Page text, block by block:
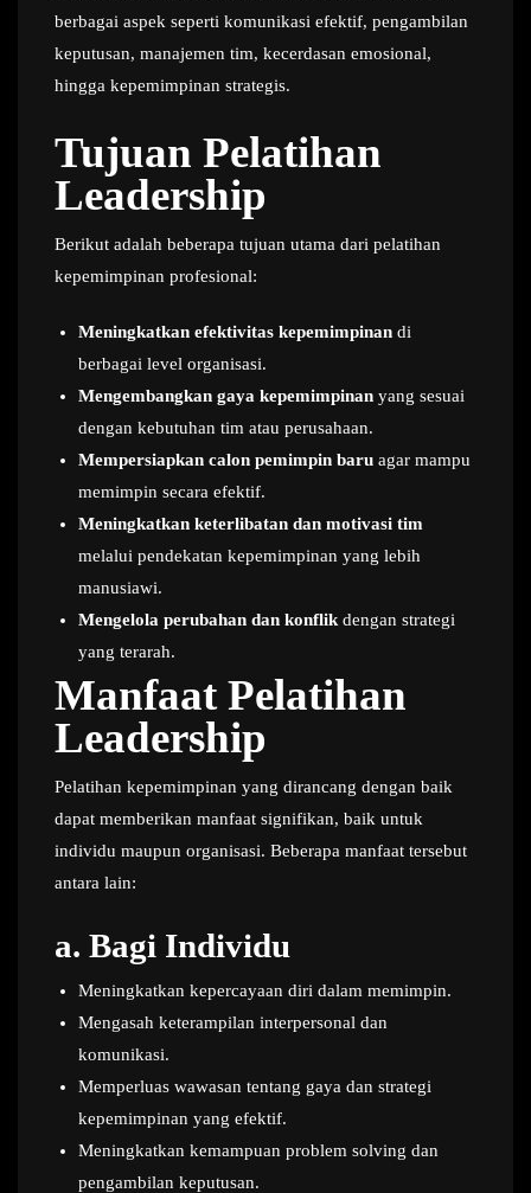
berbagai aspek seperti komunikasi efektif, pengambilan
keputusan, manajemen tim, kecerdasan emosional,
hingga kepemimpinan strategis.
Tujuan Pelatihan
Leadership
Berikut adalah beberapa tujuan utama dari pelatihan
kepemimpinan profesional:
Meningkatkan efektivitas kepemimpinan di
berbagai level organisasi.
Mengembangkan gaya kepemimpinan yang sesuai
dengan kebutuhan tim atau perusahaan.
Mempersiapkan calon pemimpin baru agar mampu
memimpin secara efektif.
Meningkatkan keterlibatan dan motivasi tim
melalui pendekatan kepemimpinan yang lebih
manusiawi.
Mengelola perubahan dan konflik dengan strategi
yang terarah.
Manfaat Pelatihan
Leadership
Pelatihan kepemimpinan yang dirancang dengan baik
dapat memberikan manfaat signifikan, baik untuk
individu maupun organisasi. Beberapa manfaat tersebut
antara lain:
a. Bagi Individu
Meningkatkan kepercayaan diri dalam memimpin.
Mengasah keterampilan interpersonal dan
komunikasi.
Memperluas wawasan tentang gaya dan strategi
kepemimpinan yang efektif.
Meningkatkan kemampuan problem solving dan
pengambilan keputusan.